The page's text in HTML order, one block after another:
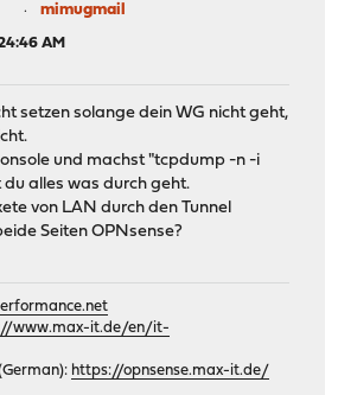
mimugmail
AM
setzen solange dein WG nicht geht,
und machst "tcpdump -n -i
alles was durch geht.
von LAN durch den Tunnel
Seiten OPNsense?
www.max-it.de/en/it-
https://opnsense.max-it.de/